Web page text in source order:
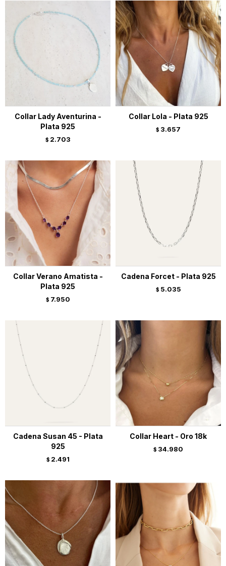
Collar Lady Aventurina -
Plata 925
$ 2.703
Collar Lola - Plata 925
$ 3.657
Collar Verano Amatista -
Plata 925
$ 7.950
Cadena Forcet - Plata 925
$ 5.035
Cadena Susan 45 - Plata
925
$ 2.491
Collar Heart - Oro 18k
$ 34.980